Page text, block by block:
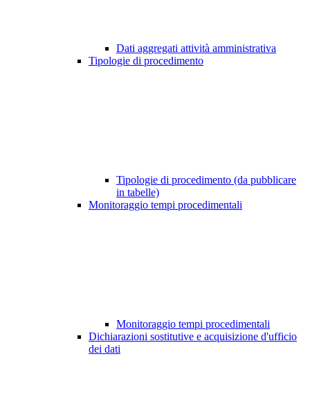
Dati aggregati attività amministrativa
Tipologie di procedimento
Tipologie di procedimento (da pubblicare
in tabelle)
Monitoraggio tempi procedimentali
Monitoraggio tempi procedimentali
Dichiarazioni sostitutive e acquisizione d'ufficio
dei dati